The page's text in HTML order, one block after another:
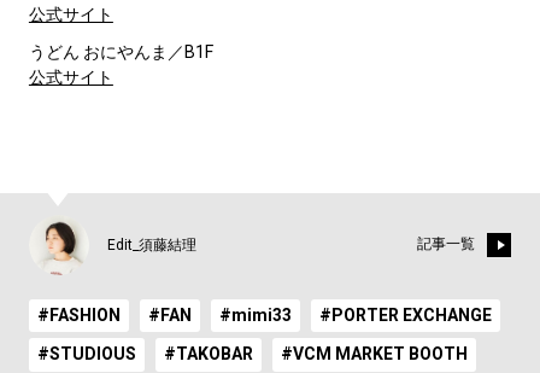
公式サイト
うどん おにやんま／B1F
公式サイト
Edit_須藤結理 記事一覧
#FASHION #FAN #mimi33 #PORTER EXCHANGE
#STUDIOUS #TAKOBAR #VCM MARKET BOOTH